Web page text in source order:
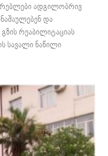
ადგილობრივ
და
რეაბილიტაციას
სავალი ნაწილი